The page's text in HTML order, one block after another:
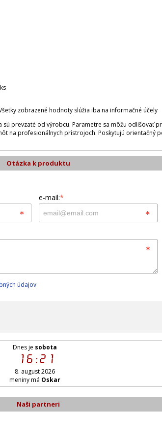
zobrazené hodnoty slúžia iba na informačné účely
sú prevzaté od výrobcu. Parametre sa môžu odlišovať
na profesionálnych prístrojoch. Poskytujú orientačný
Otázka k produktu
e-mail:*
údajov
Dnes je sobota
16:21
8. august 2026
meniny má Oskar
Naši partneri